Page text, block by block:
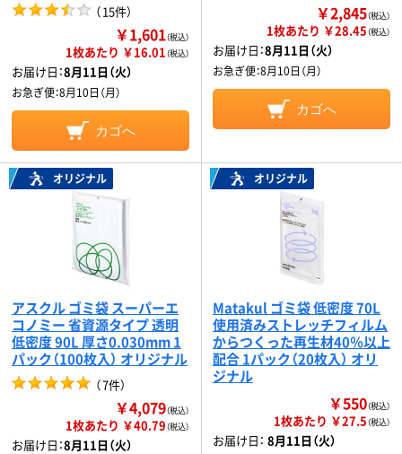
（15件）
￥1,601（税込）
1枚あたり ￥16.01 （税込）
お届け日：8月11日（火）
お急ぎ便：8月10日（月）
カゴへ
￥2,845（税込）
1枚あたり ￥28.45（税込）
お届け日：8月11日（火）
お急ぎ便：8月10日（月）
カゴへ
オリジナル
アスクル ゴミ袋 スーパーエ
コノミー 省資源タイプ 透明
低密度 90L 厚さ0.030mm 1
パック（100枚入） オリジナル
（7件）
￥4,079（税込）
1枚あたり ￥40.79（税込）
お届け日：8月11日（火）
オリジナル
Matakul ゴミ袋 低密度 70L
使用済みストレッチフィルム
からつくった再生材40％以上
配合 1パック（20枚入） オリ
ジナル
￥550（税込）
1枚あたり ￥27.5（税込）
お届け日： 8月11日（火）